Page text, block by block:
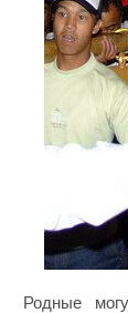
Родные